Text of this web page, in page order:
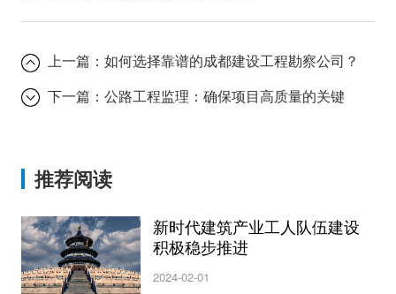
上一篇：如何选择靠谱的成都建设工程勘察公司？
下一篇：公路工程监理：确保项目高质量的关键
推荐阅读
新时代建筑产业工人队伍建设
积极稳步推进
2024-02-01